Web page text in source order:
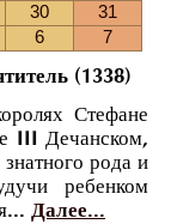
30
31
6 7
(1338)
Стефане
III Дечанском,
рода и
ребенком
Далее...